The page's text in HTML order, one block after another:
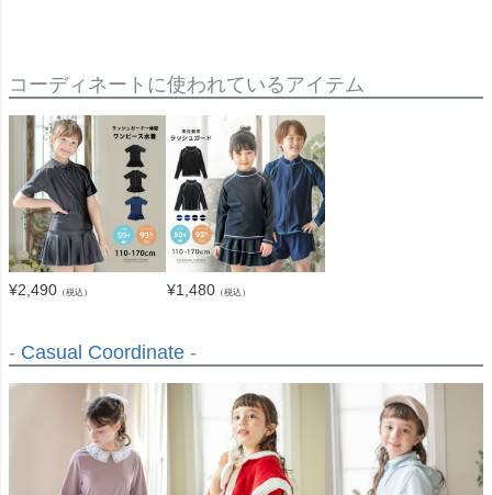
コーディネートに使われているアイテム
¥2,490 （税込） ¥1,480 （税込）
- Casual Coordinate -